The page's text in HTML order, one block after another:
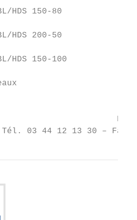
HDS 150-80
HDS 200-50
HDS 150-100
BP
03 44 12 13 30 – Fax